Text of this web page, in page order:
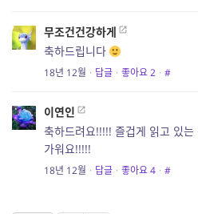
무조건건강하게
축하드립니다
18년 12월 · 답글 · 좋아요2 · #
이연인
축하드려요!!!!! 즐겁게 읽고 있
가워요!!!!!
18년 12월 · 답글 · 좋아요4 · #